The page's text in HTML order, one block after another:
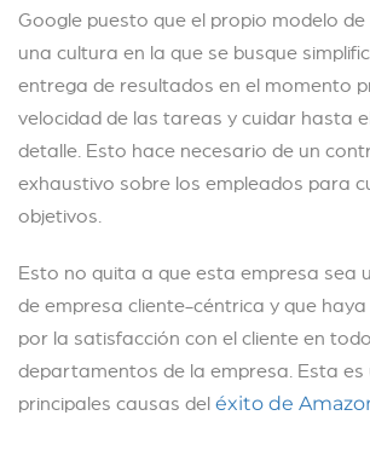
Google puesto que el propio modelo
una cultura en la que se busque
entrega de resultados en el momento
velocidad de las tareas y cuidar hasta
detalle. Esto hace necesario de un
exhaustivo sobre los empleados para
objetivos.
Esto no quita a que esta empresa sea
de empresa cliente-céntrica y que
por la satisfacción con el cliente en
departamentos de la empresa. Esta es
principales causas del éxito de